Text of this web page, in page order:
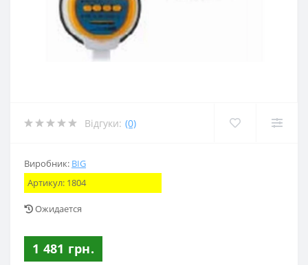
Відгуки: (0)
Виробник: BIG
Артикул: 1804
Ожидается
1 481 грн.